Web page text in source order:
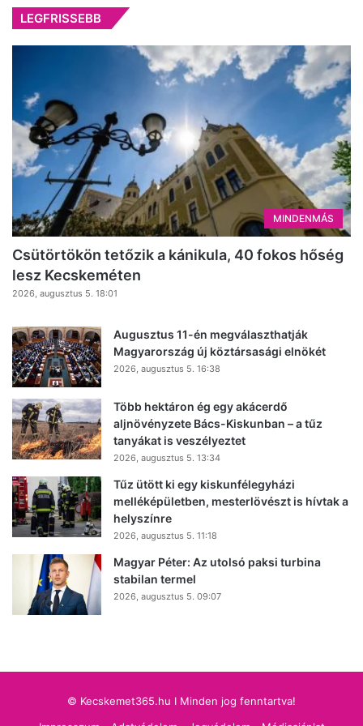
LEGFRISSEBB
MINDENMÁS
Csütörtökön tetőzik a kánikula, 40 fokos hőség
lesz Kecskeméten
2026, augusztus 5. 18:01
Augusztus 11-én megválaszthatják
Magyarország új köztársasági elnökét
2026, augusztus 5. 16:38
Több hektáron ég egy akácerdő
aljnövényzete Bács-Kiskunban – a tűz
tanyákat is veszélyeztet
2026, augusztus 5. 13:34
Tűz ütött ki egy kiskunfélegyházi
melléképületben, mesterlövészt is hívtak a
helyszínre
2026, augusztus 5. 11:18
Magyar Péter: Az utolsó paksi turbina
stabilan termel
2026, augusztus 5. 09:07
© Kecskemet365.hu I Minden jog fenntartva!